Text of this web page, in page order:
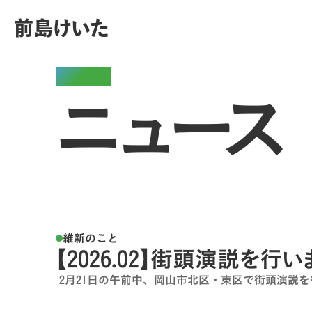
News
ニュース
維新のこと
【2026.02】街頭演説を行い
2月21日の午前中、岡山市北区・東区で街頭演説を
前島けいた